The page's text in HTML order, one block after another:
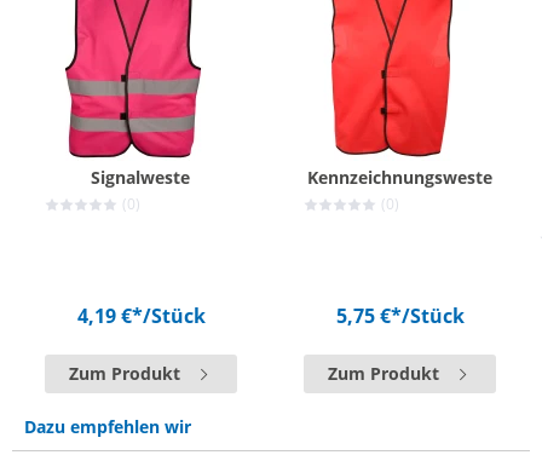
Signalweste
(0)
4,19 €*/Stück
Zum Produkt
Kennzeichnungsweste
(0)
5,75 €*/Stück
Zum Produkt
Dazu empfehlen wir